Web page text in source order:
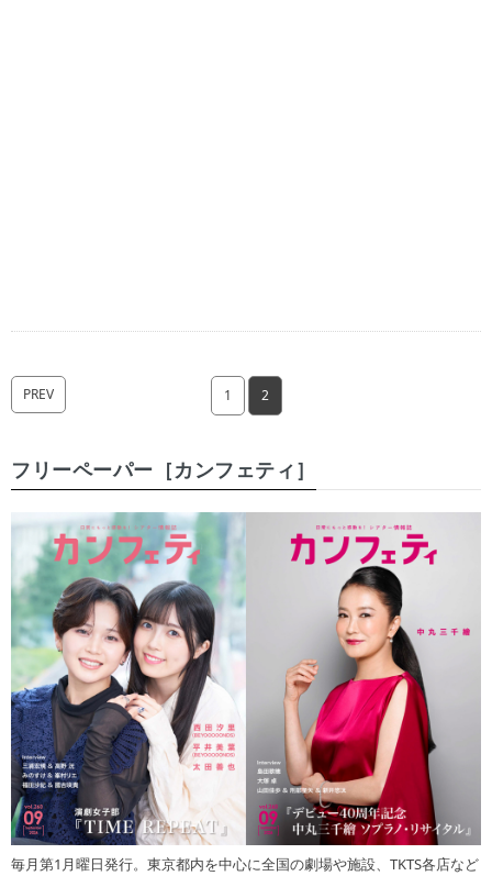
PREV 1 2
フリーペーパー［カンフェティ］
毎月第1月曜日発行。東京都内を中心に全国の劇場や施設、TKTS各店など